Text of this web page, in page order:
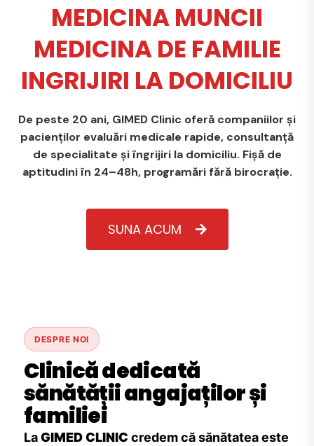
MEDICINA MUNCII
MEDICINA DE FAMILIE
INGRIJIRI LA DOMICILIU
De peste 20 ani, GIMED Clinic oferă companiilor și
pacienților evaluări medicale rapide, consultanță
de specialitate și îngrijiri la domiciliu. Fișă de
aptitudini în 24–48h, programări fără birocrație.
SUNA ACUM
DESPRE NOI
Clinică dedicată
sănătății angajaților și
familiei
LaGIMED CLINIC credem că sănătatea este